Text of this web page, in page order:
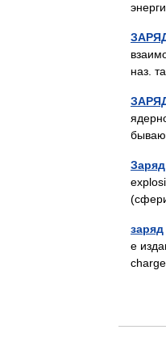
наз.
Заряд
заряд
е